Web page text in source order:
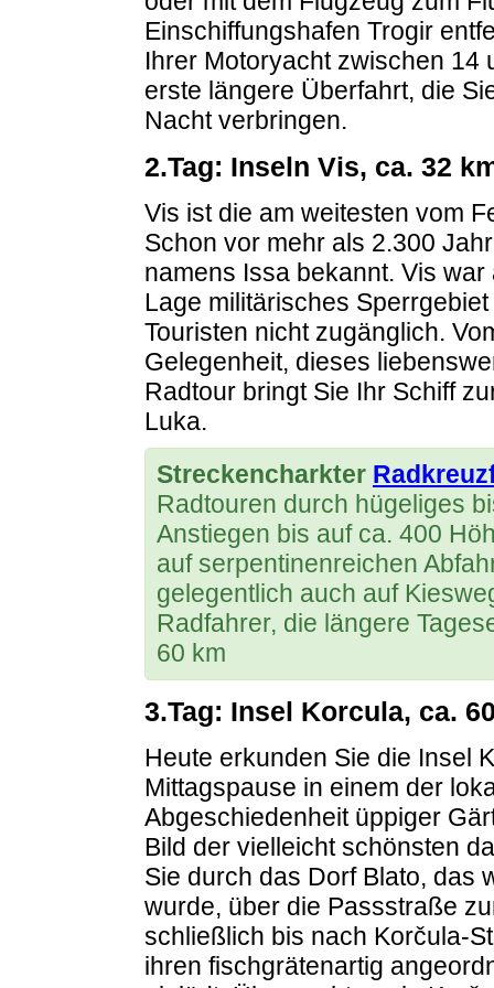
Einschiffungshafen Trogir
Ihrer Motoryacht zwischen 14
erste längere Überfahrt, die
Nacht verbringen.
2.Tag: Inseln Vis, ca. 32
Vis ist die am weitesten vom
Schon vor mehr als 2.300
namens Issa bekannt. Vis
Lage militärisches
Touristen nicht zugänglich.
Gelegenheit, dieses
Radtour bringt Sie Ihr Schiff
Luka.
Streckencharkter
Radtouren durch hügeliges
Anstiegen bis auf ca. 400
auf serpentinenreichen
gelegentlich auch auf
Radfahrer, die längere
60 km
3.Tag: Insel Korcula, ca.
Heute erkunden Sie die Insel
Mittagspause in einem der
Abgeschiedenheit üppiger
Bild der vielleicht schönsten
Sie durch das Dorf Blato, das
wurde, über die Passstraße
schließlich bis nach Korčula-
ihren fischgrätenartig